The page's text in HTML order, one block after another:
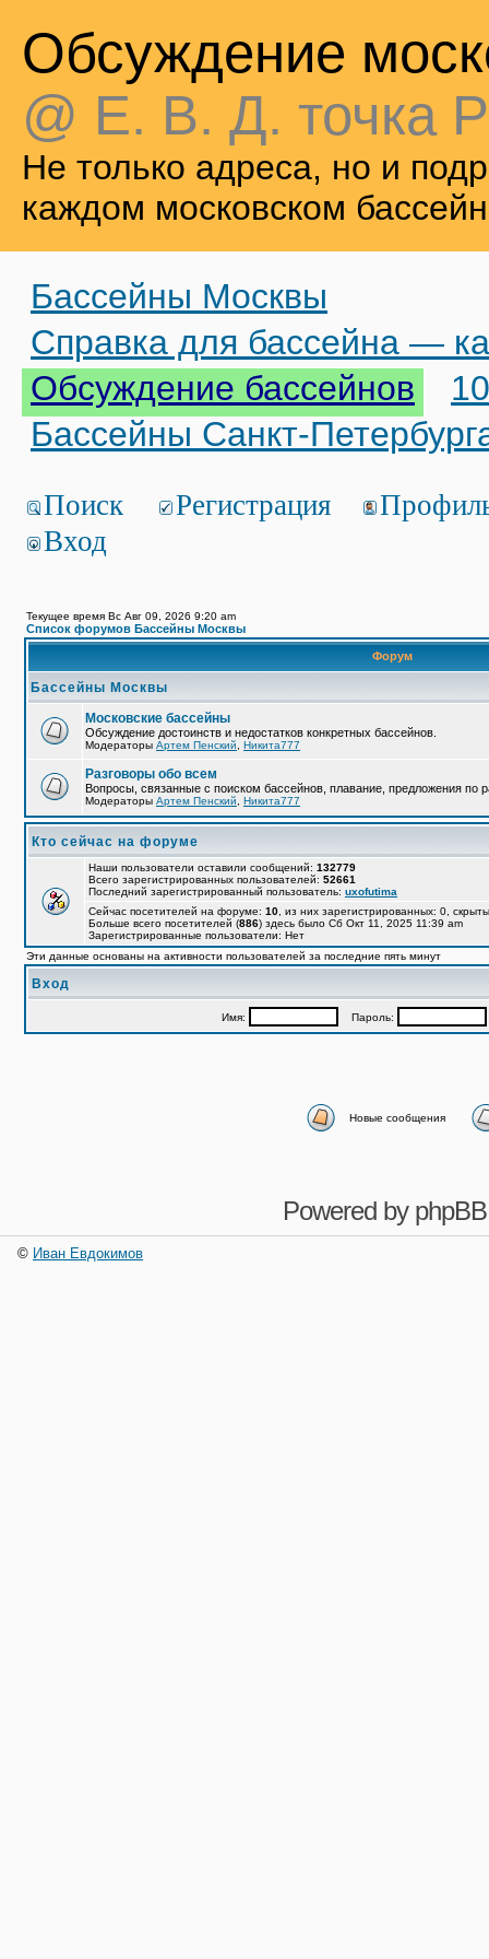
Обсуждение
@ Е. В. Д. точка
Не только адреса, но и
каждом московском
Бассейны Москвы
Справка для бассейна —
Обсуждение бассейнов
Бассейны Санкт-
Поиск Регистрация
Вход
Текущее время Вс Авг 09, 2026 9:20 am
Список форумов Бассейны Москвы
Форум
Бассейны Москвы
Московские бассейны
Обсуждение достоинств и недостатков конкретных бассейнов.
Модераторы Артем Пенский Никита777
Разговоры обо всем
Вопросы, связанные с поиском бассейнов, плавание, предложения по
Модераторы Артем Пенский Никита777
Кто сейчас на форуме
Наши пользователи оставили сообщений: 132779
Всего зарегистрированных пользователей: 52661
Последний зарегистрированный пользователь: uxofutima
Сейчас посетителей на форуме: 10 , из них зарегистрированных: 0,
Больше всего посетителей (886) здесь было Сб Окт 11, 2025 11:39 am
Зарегистрированные пользователи: Нет
Эти данные основаны на активности пользователей за последние пять минут
Вход
Имя: Пароль:
Новые сообщения
Powered by phpBB
© Иван Евдокимов